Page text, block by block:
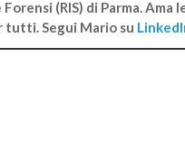
(RIS) di Parma.
Segui Mario su